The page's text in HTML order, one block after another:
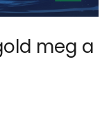
meg a